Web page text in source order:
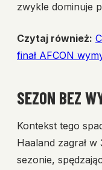
zwykle dominuje
Czytaj również:
finał AFCON
SEZON BEZ
Kontekst tego
Haaland zagrał
sezonie,